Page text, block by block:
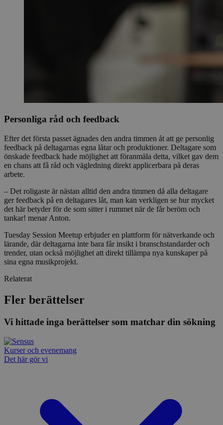
Personliga råd och feedback
Efter det första passet ägnades den andra timmen åt att ge personlig
feedback på deltagarnas egna låtar och produktioner. Deltagare som
önskade feedback hade möjlighet att föranmäla detta, vilket gav dem
en chans att få råd och vägledning direkt applicerbara på deras
arbete.
– Det roligaste är nästan alltid den andra timmen då alla deltagare
ger feedback på en deltagares låt, man kan verkligen se hur mycket
det här betyder för de som sitter i rummet när de får beröm och
tankar! menar Anton.
Tuesday Session Meetup erbjuder en plattform för nätverkande och
lärande, där deltagarna inte bara får insikt i branschstandarder och
trender, utan också möjlighet att direkt tillämpa nya kunskaper på
sina egna musikprojekt.
Relaterat
Fler berättelser
Vi hittade inga berättelser som matchar din sökning
Kurser och evenemang
Det här gör vi